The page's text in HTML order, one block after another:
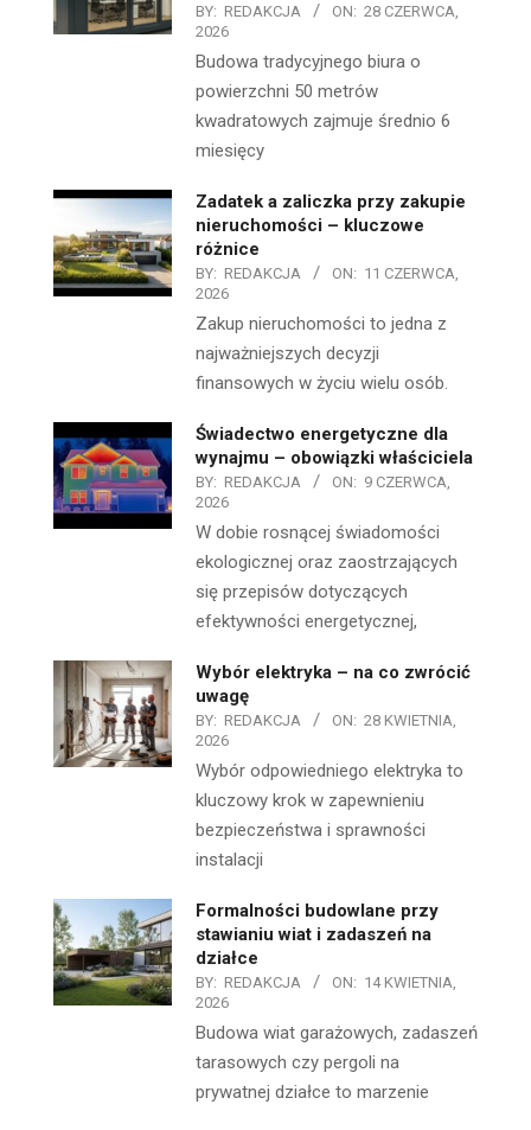
BY: REDAKCJA ON: 28 CZERWCA,
2026
Budowa tradycyjnego biura o
powierzchni 50 metrów
kwadratowych zajmuje średnio 6
miesięcy
Zadatek a zaliczka przy zakupie
nieruchomości – kluczowe
różnice
BY: REDAKCJA ON: 11 CZERWCA,
2026
Zakup nieruchomości to jedna z
najważniejszych decyzji
finansowych w życiu wielu osób.
Świadectwo energetyczne dla
wynajmu – obowiązki właściciela
BY: REDAKCJA ON: 9 CZERWCA,
2026
W dobie rosnącej świadomości
ekologicznej oraz zaostrzających
się przepisów dotyczących
efektywności energetycznej,
Wybór elektryka – na co zwrócić
uwagę
BY: REDAKCJA ON: 28 KWIETNIA,
2026
Wybór odpowiedniego elektryka to
kluczowy krok w zapewnieniu
bezpieczeństwa i sprawności
instalacji
Formalności budowlane przy
stawianiu wiat i zadaszeń na
działce
BY: REDAKCJA ON: 14 KWIETNIA,
2026
Budowa wiat garażowych, zadaszeń
tarasowych czy pergoli na
prywatnej działce to marzenie